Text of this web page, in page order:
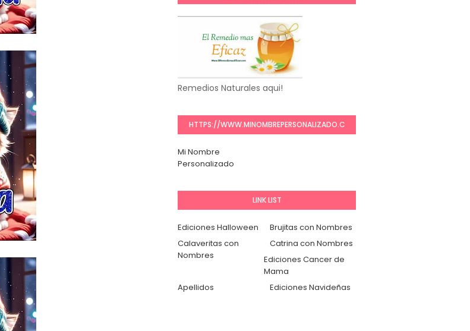
Remedios Naturales aqui!
HTTPS://WWW.MINOMBREPERSONALIZADO.C
Mi Nombre
Personalizado
LINK LIST
Ediciones Halloween
Brujitas con Nombres
Calaveritas con
Nombres
Catrina con Nombres
Ediciones Cancer de
Mama
Ediciones Navideñas
Apellidos